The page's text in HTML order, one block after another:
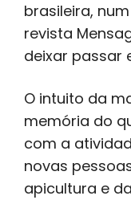
brasileira,
revista
deixar passar
O intuito da
memória do
com a
novas
apicultura e